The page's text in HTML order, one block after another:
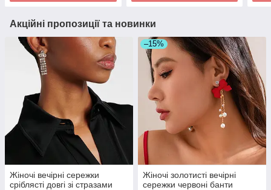
Акційні пропозиції та новинки
Жіночі вечірні сережки
сріблясті довгі зі стразами
–15%
Жіночі золотисті вечірні
сережки червоні банти